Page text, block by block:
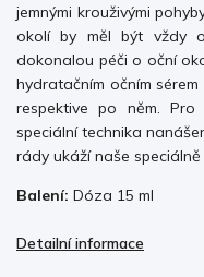
jemnými krouživými
okolí by měl být vždy
dokonalou péči o oční
hydratačním očním sérem
respektive po něm. Pro
speciální technika
rády ukáží naše speciálně
Balení: Dóza 15 ml
Detailní informace